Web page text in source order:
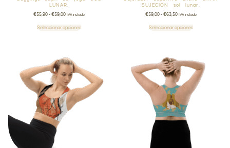
LUNAR.
€55,90 - €59,00 IVA incluido
Seleccionar opciones
SUJECIÓN sol lunar.
€59,00 - €63,50 IVA incluido
Seleccionar opciones